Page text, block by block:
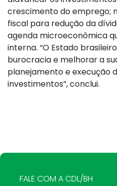
crescimento do emprego;
fiscal para redução da
agenda microeconômica
interna. “O Estado
burocracia e melhorar a
planejamento e execução
investimentos”, conclui.
FALE COM A CDL/BH